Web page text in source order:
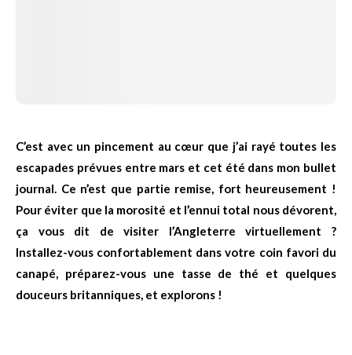
C’est avec un pincement au cœur que j’ai rayé toutes les
escapades prévues entre mars et cet été dans mon bullet
journal. Ce n’est que partie remise, fort heureusement !
Pour éviter que la morosité et l’ennui total nous dévorent,
ça vous dit de visiter l’Angleterre virtuellement ?
Installez-vous confortablement dans votre coin favori du
canapé, préparez-vous une tasse de thé et quelques
douceurs britanniques, et explorons !